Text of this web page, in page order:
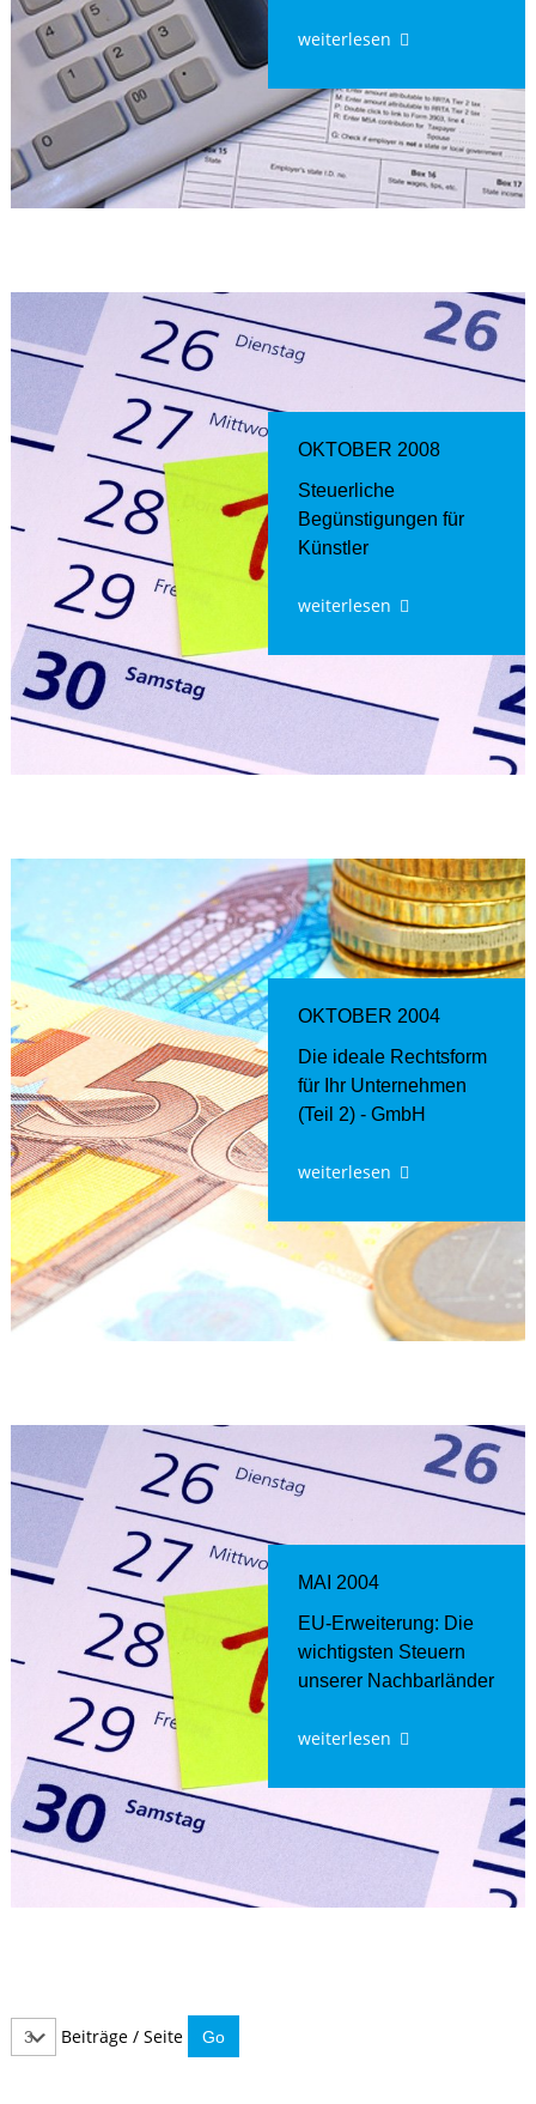
weiterlesen
OKTOBER 2008
Steuerliche
Begünstigungen für
Künstler
weiterlesen
OKTOBER 2004
Die ideale Rechtsform
für Ihr Unternehmen
(Teil 2) - GmbH
weiterlesen
MAI 2004
EU-Erweiterung: Die
wichtigsten Steuern
unserer Nachbarländer
weiterlesen
Beiträge / Seite